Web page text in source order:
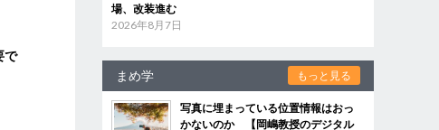
で
場、改装進む
2026年8月7日
まめ学 もっと見る
写真に埋まっている位置情報はおっ
かないのか 【岡嶋教授のデジタル